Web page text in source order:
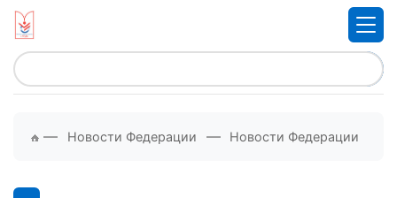
— Новости Федерации — Новости Федерации